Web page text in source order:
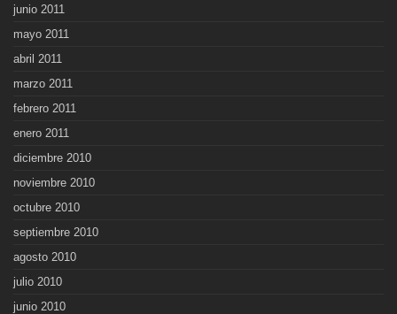
junio 2011
mayo 2011
abril 2011
marzo 2011
febrero 2011
enero 2011
diciembre 2010
noviembre 2010
octubre 2010
septiembre 2010
agosto 2010
julio 2010
junio 2010